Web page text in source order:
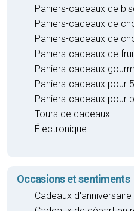
Paniers-cadeaux de
Paniers-cadeaux de
Paniers-cadeaux de
Paniers-cadeaux de
Paniers-cadeaux
Paniers-cadeaux pour
Paniers-cadeaux pour
Tours de cadeaux
Électronique
Occasions et sentiments
Cadeaux d'anniversaire